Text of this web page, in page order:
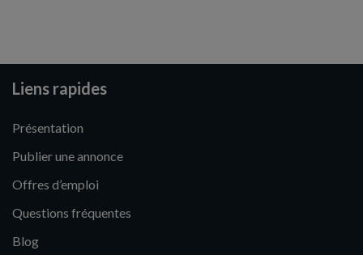
Liens rapides
Présentation
Publier une annonce
Offres d’emploi
Questions fréquentes
Blog